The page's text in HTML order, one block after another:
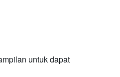
untuk dapat